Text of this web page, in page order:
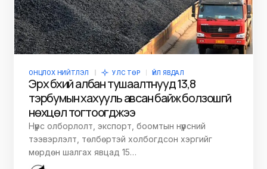
ОНЦЛОХ НИЙТЛЭЛ УЛС ТӨР ҮЙЛ ЯВДАЛ
Эрх бүхий албан тушаалтнууд 13,8
тэрбумын хахууль авсан байж болзошгүй
нөхцөл тогтоогджээ
Нүүрс олборлолт, экспорт, боомтын нүүрсний
тээвэрлэлт, төлбөртэй холбогдсон хэргийг
мөрдөн шалгах явцад 15…